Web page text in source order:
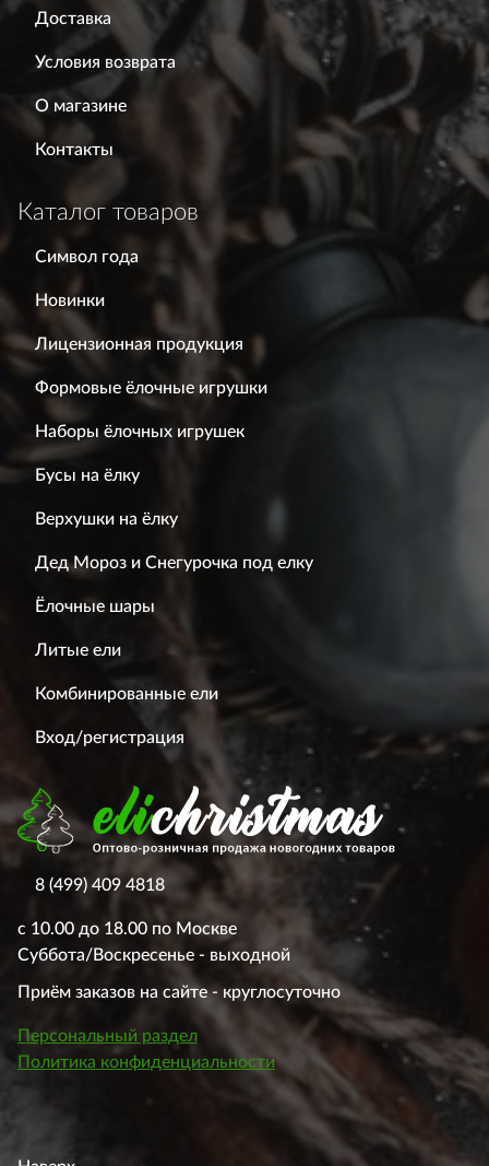
Доставка
Условия возврата
О магазине
Контакты
Каталог товаров
Символ года
Новинки
Лицензионная продукция
Формовые ёлочные игрушки
Наборы ёлочных игрушек
Бусы на ёлку
Верхушки на ёлку
Дед Мороз и Снегурочка под елку
Ёлочные шары
Литые ели
Комбинированные ели
Вход/регистрация
8 (499) 409 4818
с 10.00 до 18.00 по Москве
Суббота/Воскресенье - выходной
Приём заказов на сайте - круглосуточно
Персональный раздел
Политика конфиденциальности